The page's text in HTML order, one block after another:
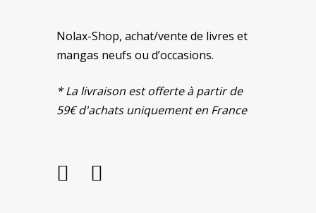
Nolax-Shop, achat/vente de livres et
mangas neufs ou d’occasions.
* La livraison est offerte à partir de
59€ d'achats uniquement en France